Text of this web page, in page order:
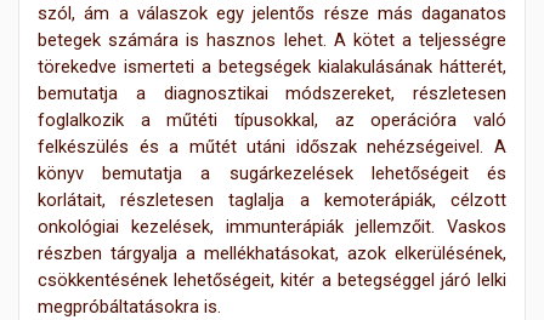
szól, ám a válaszok egy jelentős része más daganatos
betegek számára is hasznos lehet. A kötet a teljességre
törekedve ismerteti a betegségek kialakulásának hátterét,
bemutatja a diagnosztikai módszereket, részletesen
foglalkozik a műtéti típusokkal, az operációra való
felkészülés és a műtét utáni időszak nehézségeivel. A
könyv bemutatja a sugárkezelések lehetőségeit és
korlátait, részletesen taglalja a kemoterápiák, célzott
onkológiai kezelések, immunterápiák jellemzőit. Vaskos
részben tárgyalja a mellékhatásokat, azok elkerülésének,
csökkentésének lehetőségeit, kitér a betegséggel járó lelki
megpróbáltatásokra is.